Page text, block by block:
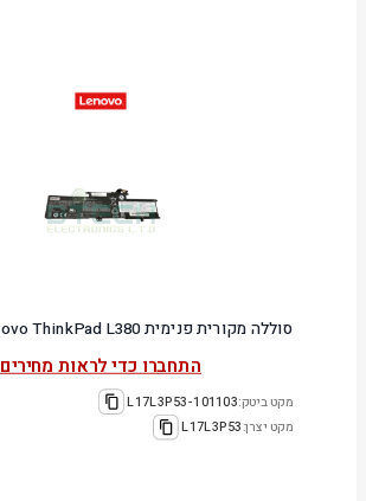
סוללה מקורית פנימית Lenovo ThinkPad L380
התחברו כדי לראות מחירים
מקט ביטק:101103-L17L3P53
מקט יצרן:L17L3P53